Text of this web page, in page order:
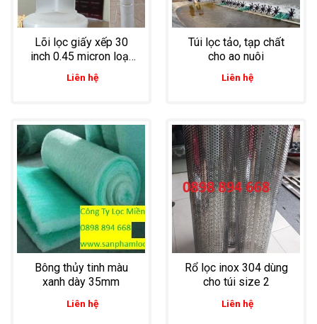
Lõi lọc giấy xếp 30
inch 0.45 micron loại
bỏ hoàn toàn tạp chất
trong sản xuất bia
Liên hệ
Túi lọc tảo, tạp chất
cho ao nuôi
Liên hệ
Bông thủy tinh màu
xanh dày 35mm
Liên hệ
Rổ lọc inox 304 dùng
cho túi size 2
Liên hệ